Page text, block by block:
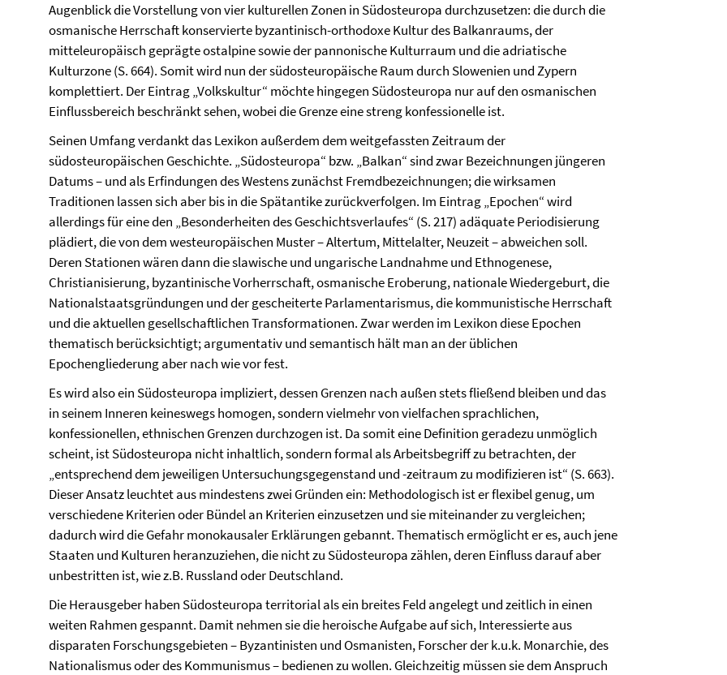
Augenblick die Vorstellung von vier kulturellen Zonen in Südosteuropa durchzusetzen: die durch die
osmanische Herrschaft konservierte byzantinisch-orthodoxe Kultur des Balkanraums, der
mitteleuropäisch geprägte ostalpine sowie der pannonische Kulturraum und die adriatische
Kulturzone (S. 664). Somit wird nun der südosteuropäische Raum durch Slowenien und Zypern
komplettiert. Der Eintrag „Volkskultur“ möchte hingegen Südosteuropa nur auf den osmanischen
Einflussbereich beschränkt sehen, wobei die Grenze eine streng konfessionelle ist.
Seinen Umfang verdankt das Lexikon außerdem dem weitgefassten Zeitraum der
südosteuropäischen Geschichte. „Südosteuropa“ bzw. „Balkan“ sind zwar Bezeichnungen jüngeren
Datums – und als Erfindungen des Westens zunächst Fremdbezeichnungen; die wirksamen
Traditionen lassen sich aber bis in die Spätantike zurückverfolgen. Im Eintrag „Epochen“ wird
allerdings für eine den „Besonderheiten des Geschichtsverlaufes“ (S. 217) adäquate Periodisierung
plädiert, die von dem westeuropäischen Muster – Altertum, Mittelalter, Neuzeit – abweichen soll.
Deren Stationen wären dann die slawische und ungarische Landnahme und Ethnogenese,
Christianisierung, byzantinische Vorherrschaft, osmanische Eroberung, nationale Wiedergeburt, die
Nationalstaatsgründungen und der gescheiterte Parlamentarismus, die kommunistische Herrschaft
und die aktuellen gesellschaftlichen Transformationen. Zwar werden im Lexikon diese Epochen
thematisch berücksichtigt; argumentativ und semantisch hält man an der üblichen
Epochengliederung aber nach wie vor fest.
Es wird also ein Südosteuropa impliziert, dessen Grenzen nach außen stets fließend bleiben und das
in seinem Inneren keineswegs homogen, sondern vielmehr von vielfachen sprachlichen,
konfessionellen, ethnischen Grenzen durchzogen ist. Da somit eine Definition geradezu unmöglich
scheint, ist Südosteuropa nicht inhaltlich, sondern formal als Arbeitsbegriff zu betrachten, der
„entsprechend dem jeweiligen Untersuchungsgegenstand und -zeitraum zu modifizieren ist“ (S. 663).
Dieser Ansatz leuchtet aus mindestens zwei Gründen ein: Methodologisch ist er flexibel genug, um
verschiedene Kriterien oder Bündel an Kriterien einzusetzen und sie miteinander zu vergleichen;
dadurch wird die Gefahr monokausaler Erklärungen gebannt. Thematisch ermöglicht er es, auch jene
Staaten und Kulturen heranzuziehen, die nicht zu Südosteuropa zählen, deren Einfluss darauf aber
unbestritten ist, wie z.B. Russland oder Deutschland.
Die Herausgeber haben Südosteuropa territorial als ein breites Feld angelegt und zeitlich in einen
weiten Rahmen gespannt. Damit nehmen sie die heroische Aufgabe auf sich, Interessierte aus
disparaten Forschungsgebieten – Byzantinisten und Osmanisten, Forscher der k.u.k. Monarchie, des
Nationalismus oder des Kommunismus – bedienen zu wollen. Gleichzeitig müssen sie dem Anspruch